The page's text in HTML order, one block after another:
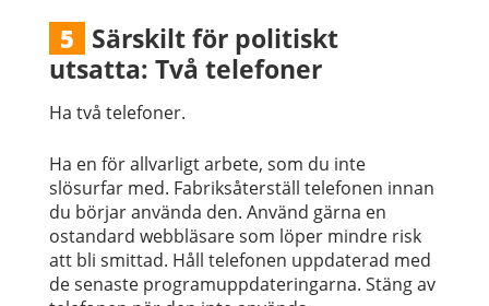
5 Särskilt för politiskt
utsatta: Två telefoner
Ha två telefoner.
Ha en för allvarligt arbete, som du inte
slösurfar med. Fabriksåterställ telefonen innan
du börjar använda den. Använd gärna en
ostandard webbläsare som löper mindre risk
att bli smittad. Håll telefonen uppdaterad med
de senaste programuppdateringarna. Stäng av